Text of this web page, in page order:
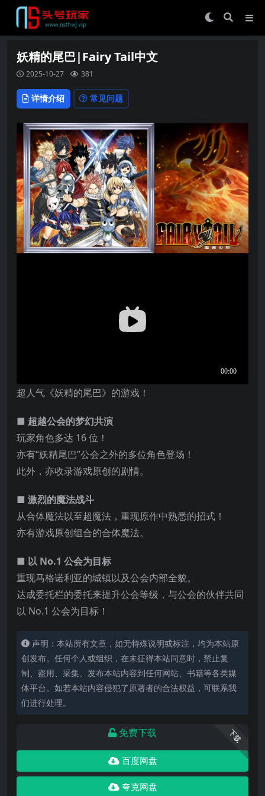
妖精的尾巴|Fairy Tail中文
2025-10-27 381
详情介绍 常见问题
超人气《妖精的尾巴》的游戏！
■ 超越公会的梦幻共演
玩家角色多达 16 位！
亦有“妖精尾巴”公会之外的多位角色登场！
此外，亦收录游戏原创的剧情。
■ 激烈的魔法战斗
从合体魔法以至超魔法，重现原作中熟悉的招式！
亦有游戏原创组合的合体魔法。
■ 以 No.1 公会为目标
重现马格诺利亚的城镇以及公会内部全貌。
达成委托栏的委托来提升公会等级，与公会的伙伴共同
以 No.1 公会为目标！
声明：本站所有文章，如无特殊说明或标注，均为本站原
创发布。任何个人或组织，在未征得本站同意时，禁止复
制、盗用、采集、发布本站内容到任何网站、书籍等各类媒
体平台。如若本站内容侵犯了原著者的合法权益，可联系我
们进行处理。
下载
免费下载
百度网盘
夸克网盘